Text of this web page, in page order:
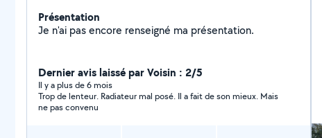
Présentation
Je n'ai pas encore renseigné ma présentation.
Dernier avis laissé par Voisin : 2/5
Il y a plus de 6 mois
Trop de lenteur. Radiateur mal posé. Il a fait de son mieux. Mais
ne pas convenu